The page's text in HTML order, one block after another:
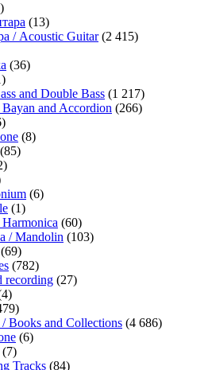
(13)
/ Acoustic Guitar(2 415)
(36)
and Double Bass (1 217)
and Accordion (266)
(8)
(85)
(6)
(1)
(60)
/ Mandolin (103)
(69)
(782)
recording (27)
and Collections (4 686)
(6)
(7)
Tracks (84)